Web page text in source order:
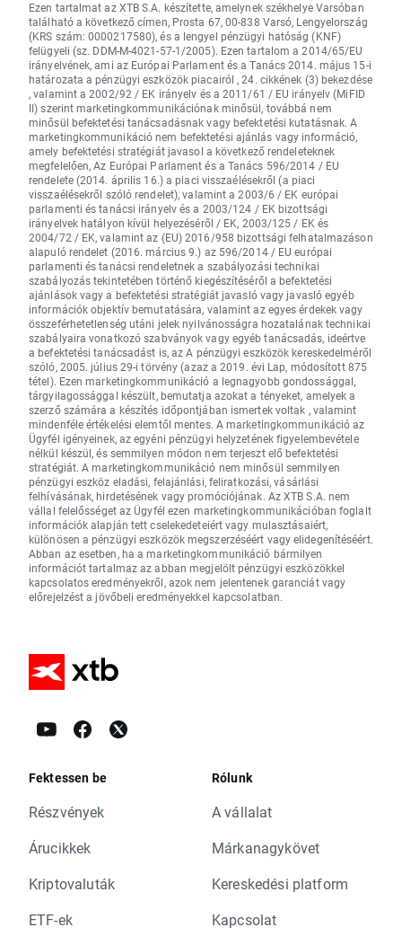
Ezen tartalmat az XTB S.A. készítette, amelynek székhelye Varsóban
található a következő címen, Prosta 67, 00-838 Varsó, Lengyelország
(KRS szám: 0000217580), és a lengyel pénzügyi hatóság (KNF)
felügyeli (sz. DDM-M-4021-57-1/2005). Ezen tartalom a 2014/65/EU
irányelvének, ami az Európai Parlament és a Tanács 2014. május 15-i
határozata a pénzügyi eszközök piacairól , 24. cikkének (3) bekezdése
, valamint a 2002/92 / EK irányelv és a 2011/61 / EU irányelv (MiFID
II) szerint marketingkommunikációnak minősül, továbbá nem
minősül befektetési tanácsadásnak vagy befektetési kutatásnak. A
marketingkommunikáció nem befektetési ajánlás vagy információ,
amely befektetési stratégiát javasol a következő rendeleteknek
megfelelően, Az Európai Parlament és a Tanács 596/2014 / EU
rendelete (2014. április 16.) a piaci visszaélésekről (a piaci
visszaélésekről szóló rendelet), valamint a 2003/6 / EK európai
parlamenti és tanácsi irányelv és a 2003/124 / EK bizottsági
irányelvek hatályon kívül helyezéséről / EK, 2003/125 / EK és
2004/72 / EK, valamint az (EU) 2016/958 bizottsági felhatalmazáson
alapuló rendelet (2016. március 9.) az 596/2014 / EU európai
parlamenti és tanácsi rendeletnek a szabályozási technikai
szabályozás tekintetében történő kiegészítéséről a befektetési
ajánlások vagy a befektetési stratégiát javasló vagy javasló egyéb
információk objektív bemutatására, valamint az egyes érdekek vagy
összeférhetetlenség utáni jelek nyilvánosságra hozatalának technikai
szabályaira vonatkozó szabványok vagy egyéb tanácsadás, ideértve
a befektetési tanácsadást is, az A pénzügyi eszközök kereskedelméről
szóló, 2005. július 29-i törvény (azaz a 2019. évi Lap, módosított 875
tétel). Ezen marketingkommunikáció a legnagyobb gondossággal,
tárgyilagossággal készült, bemutatja azokat a tényeket, amelyek a
szerző számára a készítés időpontjában ismertek voltak , valamint
mindenféle értékelési elemtől mentes. A marketingkommunikáció az
Ügyfél igényeinek, az egyéni pénzügyi helyzetének figyelembevétele
nélkül készül, és semmilyen módon nem terjeszt elő befektetési
stratégiát. A marketingkommunikáció nem minősül semmilyen
pénzügyi eszköz eladási, felajánlási, feliratkozási, vásárlási
felhívásának, hirdetésének vagy promóciójának. Az XTB S.A. nem
vállal felelősséget az Ügyfél ezen marketingkommunikációban foglalt
információk alapján tett cselekedeteiért vagy mulasztásaiért,
különösen a pénzügyi eszközök megszerzéséért vagy elidegenítéséért.
Abban az esetben, ha a marketingkommunikáció bármilyen
információt tartalmaz az abban megjelölt pénzügyi eszközökkel
kapcsolatos eredményekről, azok nem jelentenek garanciát vagy
előrejelzést a jövőbeli eredményekkel kapcsolatban.
Fektessen be
Részvények
Árucikkek
Kriptovaluták
ETF-ek
Rólunk
A vállalat
Márkanagykövet
Kereskedési platform
Kapcsolat